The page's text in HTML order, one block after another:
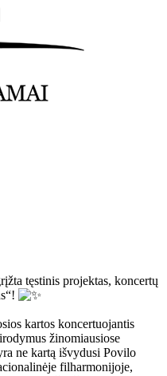
tęstinis projektas, koncertų
kartos koncertuojantis
žinomiausiose
ne kartą išvydusi Povilo
filharmonijoje,